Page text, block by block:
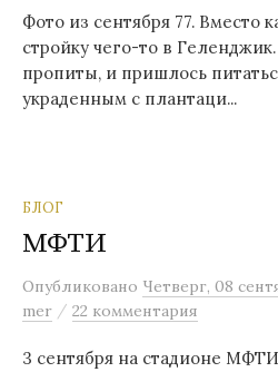
Фото из сентября 77. Вместо
стройку чего-то в
пропиты, и пришлось
украденным с плантаци...
БЛОГ
МФТИ
Опубликовано Четверг, 08
mer / 22 комментария
3 сентября на стадионе